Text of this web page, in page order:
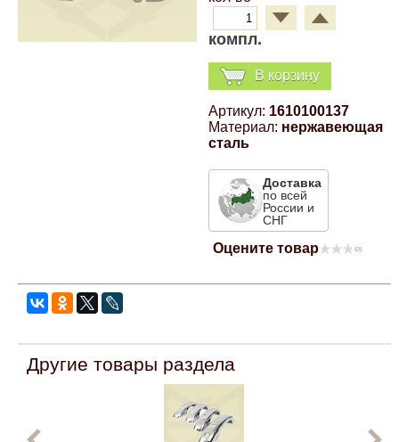
компл.
В корзину
Артикул: 1610100137
Материал: нержавеющая
сталь
Доставка
по всей
России и
СНГ
Оцените товар (0)
Другие товары раздела
Компрессионные фитинги Poliext
Mercedes-Benz
Mitsubishi
Флуоресцентные краски
Эмали универсальные акриловые
Магнитные панели на холодильник